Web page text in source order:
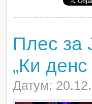
Плес за
„Ки
Датум: